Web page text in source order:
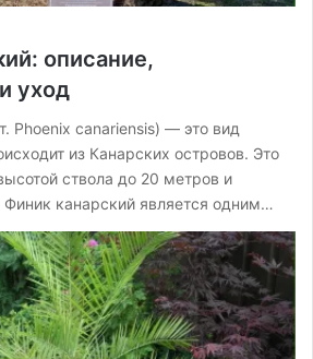
описание,
уход
Phoenix canariensis) — это вид
из Канарских островов. Это
ствола до 20 метров и
канарский является одним…